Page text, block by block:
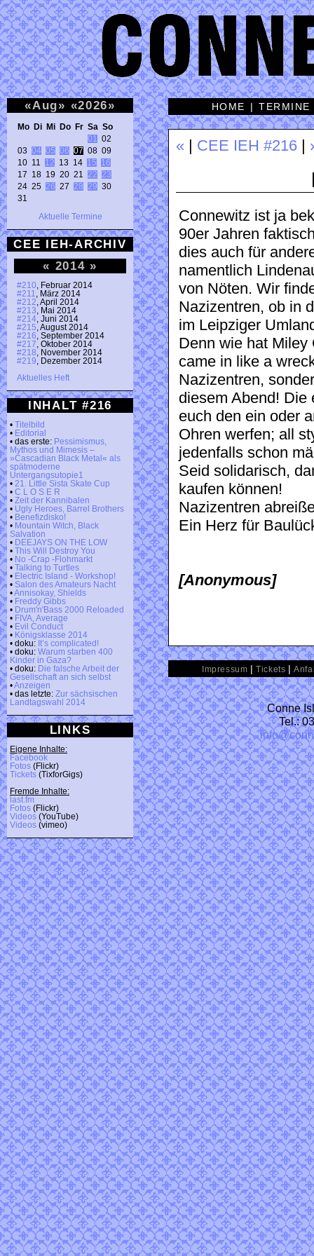
«Aug» «2026»
Mo Di Mi Do Fr Sa So
01
02
03 04 05 06 07 08 09
10 11 12 13 14 15
16
17 18 19 20 21 22
23
24 25 26 27 28 29 30
31
Aktuelle Termine
CEE IEH-ARCHIV
« 2014 »
#210 , Februar 2014
#211
, März 2014
#212 , April 2014
#213 , Mai 2014
#214 , Juni 2014
#215 , August 2014
#216 , September 2014
#217 , Oktober 2014
#218 , November 2014
#219 , Dezember 2014
Aktuelles Heft
INHALT #216
• Titelbild
• Editorial
• das erste: Pessimismus,
Mythos und Mimesis –
»Cascadian Black Metal« als
spätmoderne
Untergangsutopie1
• 21. Little Sista Skate Cup
• C L O S E R
• Zeit der Kannibalen
• Ugly Heroes, Barrel Brothers
• Benefizdisko!
• Mountain Witch, Black
Salvation
• DEEJAYS ON THE LOW
• This Will Destroy You
• No -Crap -Flohmarkt
• Talking to Turtles
• Electric Island - Workshop!
• Salon des Amateurs Nacht
•Annisokay, Shields
• Freddy Gibbs
• Drum'n'Bass 2000 Reloaded
• FIVA, Average
• Evil Conduct
• Königsklasse 2014
• doku: It’s complicated!
• doku: Warum starben 400
Kinder in Gaza?
• doku: Die falsche Arbeit der
Gesellschaft an sich selbst
•Anzeigen
• das letzte: Zur sächsischen
Landtagswahl 2014
LINKS
Eigene Inhalte:
Facebook
Fotos (Flickr)
Tickets (TixforGigs)
Fremde Inhalte:
last.fm
Fotos (Flickr)
Videos (YouTube)
Videos (vimeo)
HOME |TERMINE
« CEE IEH #216
Connewitz ist ja
90er Jahren
dies auch für
namentlich
von Nöten. Wir
Nazizentren, ob in
im Leipziger
Denn wie hat Miley
came in like a
Nazizentren,
diesem Abend! Die
euch den ein oder
Ohren werfen; all
jedenfalls schon
Seid solidarisch,
kaufen können!
Nazizentren
Ein Herz für
[Anonymous]
Impressum | Tickets |
Conne
Tel.: